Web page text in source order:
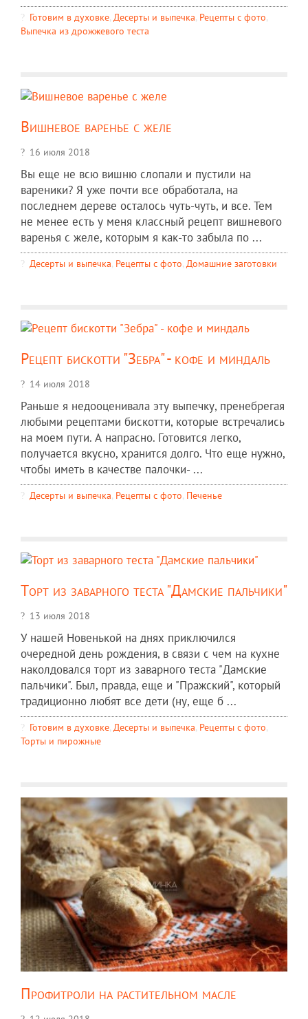
Готовим в духовке, Десерты и выпечка, Рецепты c фото,
Выпечка из дрожжевого теста
Вишневое варенье с желе
16 июля 2018
Вы еще не всю вишню слопали и пустили на
вареники? Я уже почти все обработала, на
последнем дереве осталось чуть-чуть, и все. Тем
не менее есть у меня классный рецепт вишневого
варенья с желе, которым я как-то забыла по ...
Десерты и выпечка, Рецепты c фото, Домашние заготовки
Рецепт бискотти "Зебра" - кофе и миндаль
14 июля 2018
Раньше я недооценивала эту выпечку, пренебрегая
любыми рецептами бискотти, которые встречались
на моем пути. А напрасно. Готовится легко,
получается вкусно, хранится долго. Что еще нужно,
чтобы иметь в качестве палочки- ...
Десерты и выпечка, Рецепты c фото, Печенье
Торт из заварного теста "Дамские пальчики"
13 июля 2018
У нашей Новенькой на днях приключился
очередной день рождения, в связи с чем на кухне
наколдовался торт из заварного теста "Дамские
пальчики". Был, правда, еще и "Пражский", который
традиционно любят все дети (ну, еще б ...
Готовим в духовке, Десерты и выпечка, Рецепты c фото,
Торты и пирожные
Профитроли на растительном масле